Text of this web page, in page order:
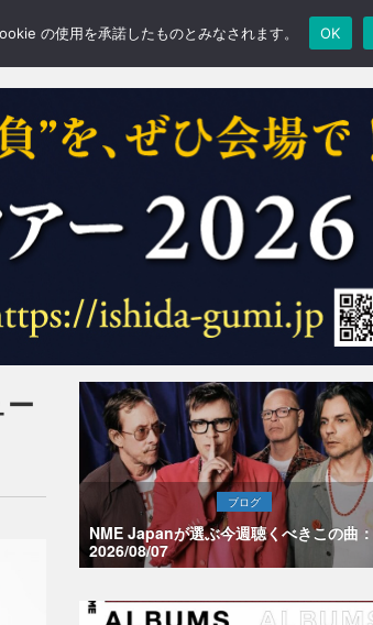
ブログ
NME Japanが選ぶ今週聴くべきこの曲：
2026/08/07
の使用を承諾したものとみなされます。 OK